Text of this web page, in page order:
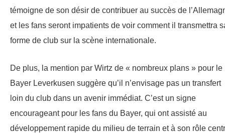
témoigne de son désir de contribuer au succès de
et les fans seront impatients de voir comment il transmettra
forme de club sur la scène internationale.
De plus, la mention par Wirtz de « nombreux plans » pour le
Bayer Leverkusen suggère qu’il n’envisage pas un transfert
loin du club dans un avenir immédiat. C’est un signe
encourageant pour les fans du Bayer, qui ont assisté au
développement rapide du milieu de terrain et à son rôle